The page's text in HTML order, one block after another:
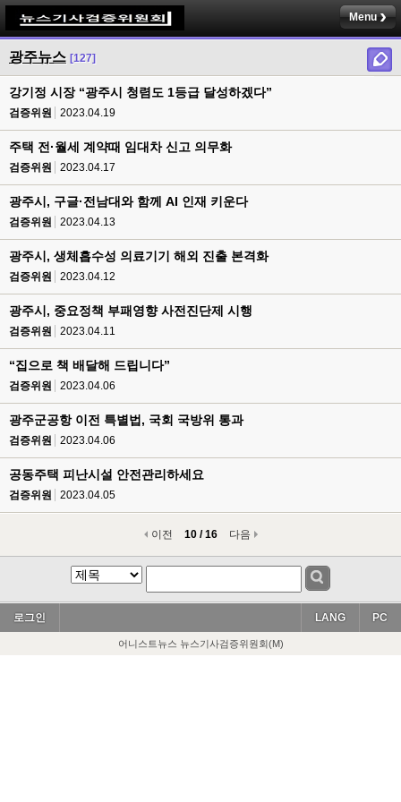
Menu
광주뉴스 [127]
강기정 시장 “광주시 청렴도 1등급 달성하겠다”
검증위원 2023.04.19
주택 전·월세 계약때 임대차 신고 의무화
검증위원 2023.04.17
광주시, 구글·전남대와 함께 AI 인재 키운다
검증위원 2023.04.13
광주시, 생체흡수성 의료기기 해외 진출 본격화
검증위원 2023.04.12
광주시, 중요정책 부패영향 사전진단제 시행
검증위원 2023.04.11
“집으로 책 배달해 드립니다”
검증위원 2023.04.06
광주군공항 이전 특별법, 국회 국방위 통과
검증위원 2023.04.06
공동주택 피난시설 안전관리하세요
검증위원 2023.04.05
이전 10 / 16 다음
로그인 PC
LANG
어니스트뉴스 뉴스기사검증위원회(M)